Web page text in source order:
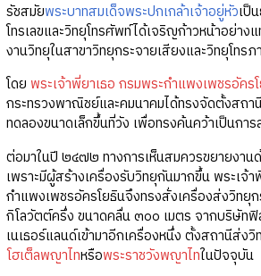
รัชสมัยพระบาทสมเด็จพระปกเกล้าเจ้าอยู่หัวเป็
โทรเลขและวิทยุโทรศัพท์ได้เจริญก้าวหน้าอย่าง
งานวิทยุในสาขาวิทยุกระจายเสียงและวิทยุโทร
โดย พระเจ้าพี่ยาเธอ กรมพระกำแพงเพชรอัคร
กระทรวงพาณิชย์และคมนาคมได้ทรงจัดตั้งสถา
ทดลองขนาดเล็กขึ้นที่วัง เพื่อทรงค้นคว้าเป็นกา
ต่อมาในปี ๒๔๗๒ ทางการเห็นสมควรขยายงาน
เพราะมีผู้สร้างเครื่องรับวิทยุกันมากขึ้น พระเจ้
กำแพงเพชรอัครโยธินจึงทรงสั่งเครื่องส่งวิทยุ
กิโลวัตต์ครึ่ง ขนาดคลื่น ๓๐๐ เมตร จากบริษัทฟิ
เนเธอร์แลนด์เข้ามาอีกเครื่องหนึ่ง ตั้งสถานีส่ง
โฮเต็ลพญาไทหรือพระราชวังพญาไทในปัจจุบัน